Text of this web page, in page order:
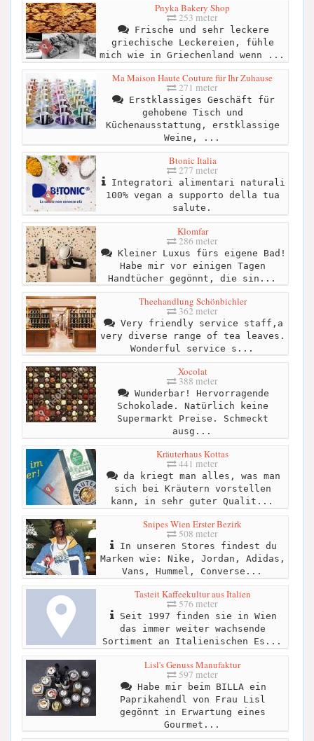
Pnyka Bakery Shop
253 meter
Frische und sehr leckere
griechische Leckereien, fühle
mich wie in Griechenland wenn ...
Ma Maison Haute Couture für Ihr Zuhause
271 meter
Erstklassiges Geschäft für
gehobene Tisch und
Küchenausstattung, erstklassige
Weine, ...
Btonic Italia
277 meter
Integratori alimentari naturali
100% vegan a supporto della tua
salute.
Klomfar
286 meter
Kleiner Luxus fürs eigene Bad!
Habe mir vor einigen Tagen
Handtücher gegönnt, die sin...
Theehandlung Schönbichler
362 meter
Very friendly service staff,a
very diverse range of tea leaves.
Wonderful service s...
Xocolat
388 meter
Wunderbar! Hervorragende
Schokolade. Natürlich keine
Supermarkt Preise. Schmeckt
ausg...
Kräuterhaus Kottas
441 meter
da kriegt man alles, was man
sich bei Kräutern vorstellen
kann, in sehr guter Qualit...
Snipes Wien Erster Bezirk
508 meter
In unseren Stores findest du
Marken wie: Nike, Jordan, Adidas,
Vans, Hummel, Converse...
Tasteit Kaffeekultur aus Italien
576 meter
Seit 1997 finden sie in Wien
das immer weiter wachsende
Sortiment an Italienischen Es...
Lisl's Genuss Manufaktur
597 meter
Habe mir beim BILLA ein
Paprikahendl von Frau Lisl
gegönnt in Erwartung eines
Gourmet...